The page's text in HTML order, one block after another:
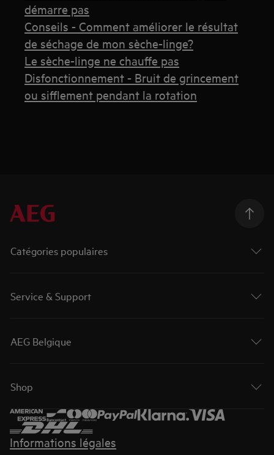
démarre pas
Conseils - Comment améliorer le résultat
de séchage de mon sèche-linge?
Le sèche-linge ne chauffe pas
Disfonctionnement - Bruit de grincement
ou sifflement pendant la rotation
Catégories populaires
Service & Support
AEG Belgique
Shop
Informations légales